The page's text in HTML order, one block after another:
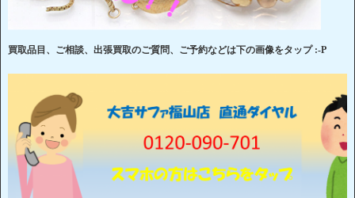
買取品目、ご相談、出張買取のご質問、ご予約などは下の画像をタップ :-P